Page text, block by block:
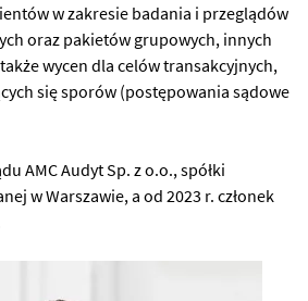
w zakresie badania i przeglądów
oraz pakietów grupowych, innych
wycen dla celów transakcyjnych,
się sporów (postępowania sądowe
AMC Audyt Sp. z o.o., spółki
w Warszawie, a od 2023 r. członek